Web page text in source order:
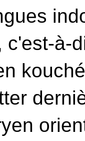
c'est-à-